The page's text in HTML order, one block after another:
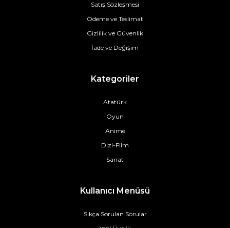
Satış Sözleşmesi
Ödeme ve Teslimat
Gizlilik ve Güvenlik
İade ve Değişim
Kategoriler
Atatürk
Oyun
Anime
Dizi-Film
Sanat
Kullanıcı Menüsü
Sıkça Sorulan Sorular